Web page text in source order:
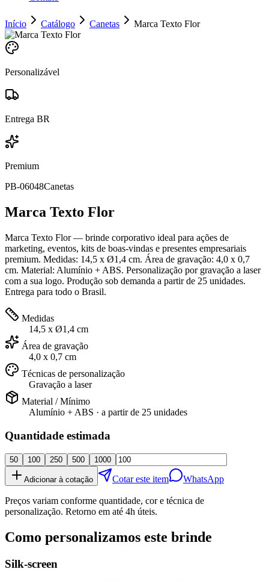
Início Catálogo Canetas Marca Texto Flor
Personalizável
Entrega BR
Premium
PB-06048Canetas
Marca Texto Flor
Marca Texto Flor — brinde corporativo ideal para ações de
marketing, eventos, kits de boas-vindas e presentes empresariais
premium. Medidas: 14,5 x Ø1,4 cm. Área de gravação: 4,0 x 0,7
cm. Material: Alumínio + ABS. Personalização por gravação a laser
com a sua logo. Produção sob demanda a partir de 25 unidades.
Entrega para todo o Brasil.
Medidas
14,5 x Ø1,4 cm
Área de gravação
4,0 x 0,7 cm
Técnicas de personalização
Gravação a laser
Material / Mínimo
Alumínio + ABS · a partir de 25 unidades
Quantidade estimada
50 100 250 500 1000
Adicionar à cotação Cotar este item WhatsApp
Preços variam conforme quantidade, cor e técnica de
personalização. Retorno em até 4h úteis.
Como personalizamos este brinde
Silk-screen